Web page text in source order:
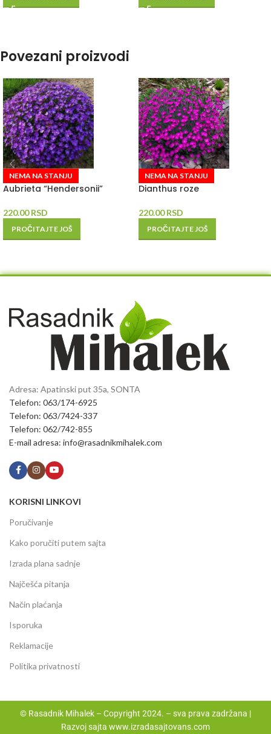
Povezani proizvodi
NEMA NA STANJU
Aubrieta “Hendersonii”
220.00RSD
PROČITAJTE JOŠ
NEMA NA STANJU
Dianthus roze
220.00RSD
PROČITAJTE JOŠ
Adresa: Apatinski put 35a, SONTA
Telefon: 063/174-6925
Telefon: 063/7424-337
Telefon: 062/742-855
E-mail adresa: info@rasadnikmihalek.com
KORISNI LINKOVI
Poručivanje
Kako poručiti putem sajta
Izrada plana sadnje
Najčešća pitanja
Način plaćanja
Isporuka
Reklamacije
Politika privatnosti
© Rasadnik Mihalek – Copyright 2024. – sva prava zadržana |
Razvoj sajta www.izradasajtovans.com